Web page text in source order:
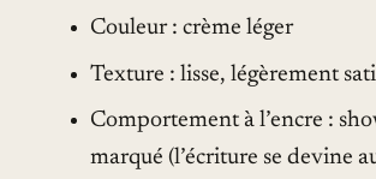
Couleur : crème léger
Texture : lisse, légèrement
Comportement à l’encre :
marqué (l’écriture se devine